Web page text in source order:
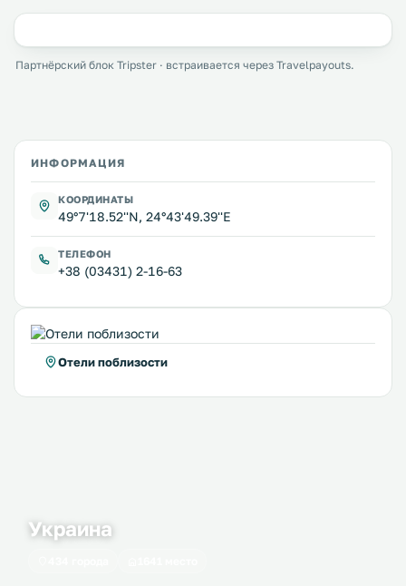
Партнёрский блок Tripster · встраивается через Travelpayouts.
ИНФОРМАЦИЯ
КООРДИНАТЫ
49°7'18.52''N, 24°43'49.39''E
ТЕЛЕФОН
+38 (03431) 2-16-63
Отели поблизости
Украина